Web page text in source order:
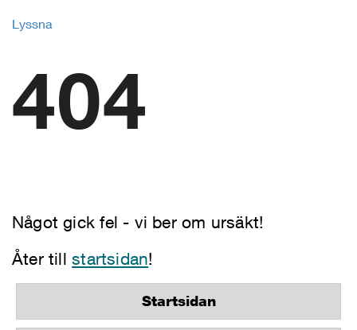
Lyssna
404
Något gick fel - vi ber om ursäkt!
Åter tillstartsidan!
Startsidan